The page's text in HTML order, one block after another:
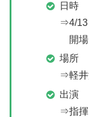
日時
⇒4/13
開場
場所
⇒軽井
出演
⇒指揮